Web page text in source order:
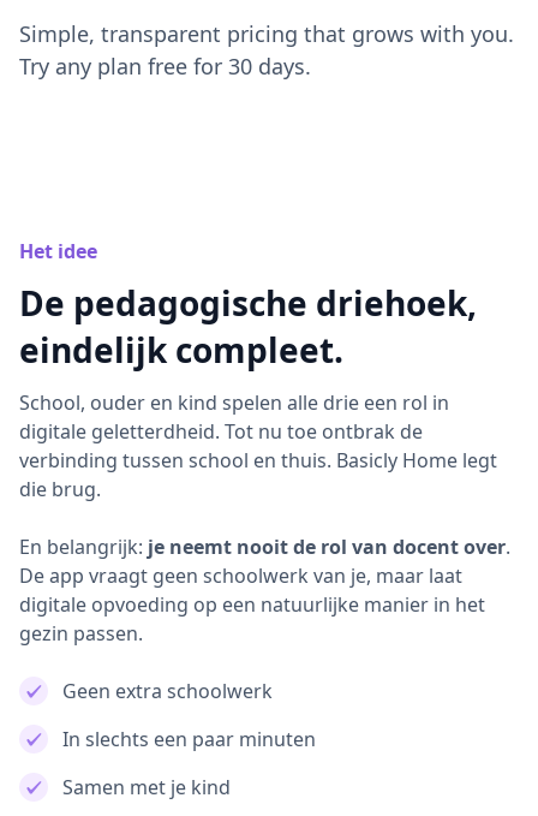
Simple, transparent pricing that grows with you.
Try any plan free for 30 days.
Het idee
De pedagogische driehoek,
eindelijk compleet.
School, ouder en kind spelen alle drie een rol in
digitale geletterdheid. Tot nu toe ontbrak de
verbinding tussen school en thuis. Basicly Home legt
die brug.
En belangrijk: je neemt nooit de rol van docent over.
De app vraagt geen schoolwerk van je, maar laat
digitale opvoeding op een natuurlijke manier in het
gezin passen.
Geen extra schoolwerk
In slechts een paar minuten
Samen met je kind